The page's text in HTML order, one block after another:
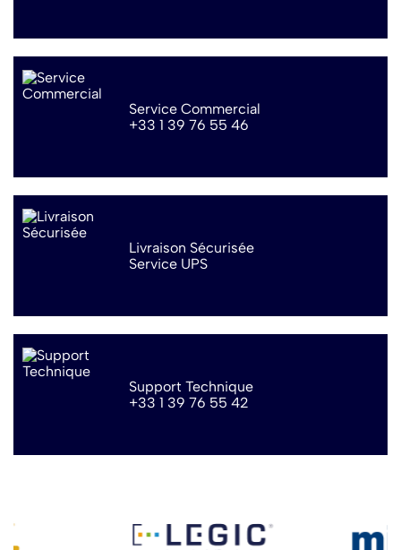
Service Commercial
+33 1 39 76 55 46
Livraison Sécurisée
Service UPS
Support Technique
+33 1 39 76 55 42